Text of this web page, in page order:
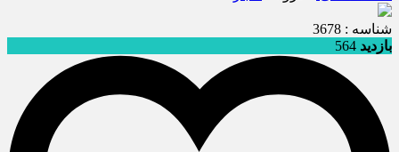
شناسه : 3678
بازدید 564